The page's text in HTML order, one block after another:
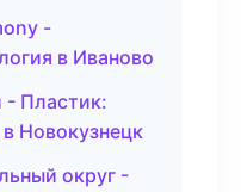
-
в Иваново
Пластик:
Новокузнецк
округ -